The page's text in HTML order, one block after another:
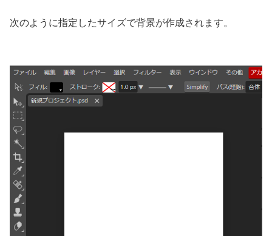
次のように指定したサイズで背景が作成されます。